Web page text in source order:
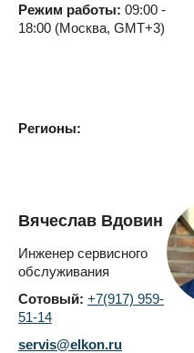
Режим работы: 09:00 -
18:00 (Москва, GMT+3)
Регионы:
Вячеслав Вдовин
Инженер сервисного
обслуживания
Сотовый: +7(917) 959-
51-14
servis@elkon.ru